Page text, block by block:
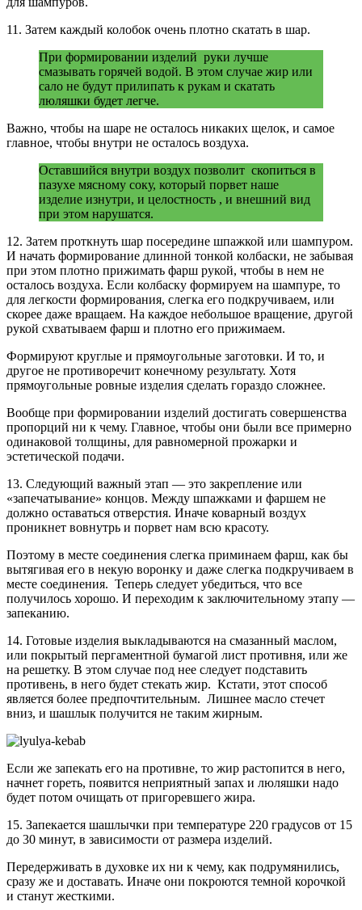
11. Затем каждый колобок очень плотно скатать в шар.
При формировании изделий руки лучше
смазывать горячей водой. В этом случае жир или
сало не будут прилипать к рукам и скатать
люляшки будет легче.
Важно, чтобы на шаре не осталось никаких щелок, и самое
главное, чтобы внутри не осталось воздуха.
Оставшийся внутри воздух позволит скопиться в
пазухе мясному соку, который порвет наше
изделие изнутри, и целостность , и внешний вид
при этом нарушатся.
12. Затем проткнуть шар посередине шпажкой или шампуром.
И начать формирование длинной тонкой колбаски, не забывая
при этом плотно прижимать фарш рукой, чтобы в нем не
осталось воздуха. Если колбаску формируем на шампуре, то
для легкости формирования, слегка его подкручиваем, или
скорее даже вращаем. На каждое небольшое вращение, другой
рукой схватываем фарш и плотно его прижимаем.
Формируют круглые и прямоугольные заготовки. И то, и
другое не противоречит конечному результату. Хотя
прямоугольные ровные изделия сделать гораздо сложнее.
Вообще при формировании изделий достигать совершенства
пропорций ни к чему. Главное, чтобы они были все примерно
одинаковой толщины, для равномерной прожарки и
эстетической подачи.
13. Следующий важный этап — это закрепление или
«запечатывание» концов. Между шпажками и фаршем не
должно оставаться отверстия. Иначе коварный воздух
проникнет вовнутрь и порвет нам всю красоту.
Поэтому в месте соединения слегка приминаем фарш, как бы
вытягивая его в некую воронку и даже слегка подкручиваем в
месте соединения. Теперь следует убедиться, что все
получилось хорошо. И переходим к заключительному этапу —
запеканию.
14. Готовые изделия выкладываются на смазанный маслом,
или покрытый пергаментной бумагой лист противня, или же
на решетку. В этом случае под нее следует подставить
противень, в него будет стекать жир. Кстати, этот способ
является более предпочтительным. Лишнее масло стечет
вниз, и шашлык получится не таким жирным.
Если же запекать его на противне, то жир растопится в него,
начнет гореть, появится неприятный запах и люляшки надо
будет потом очищать от пригоревшего жира.
15. Запекается шашлычки при температуре 220 градусов от 15
до 30 минут, в зависимости от размера изделий.
Передерживать в духовке их ни к чему, как подрумянились,
сразу же и доставать. Иначе они покроются темной корочкой
и станут жесткими.